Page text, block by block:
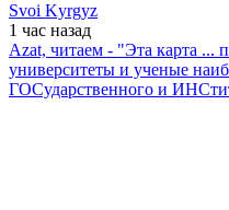
Svoi Kyrgyz
1 час назад
Azat, читаем - "Эта карта ...
университеты и ученые
ГОСударственного и